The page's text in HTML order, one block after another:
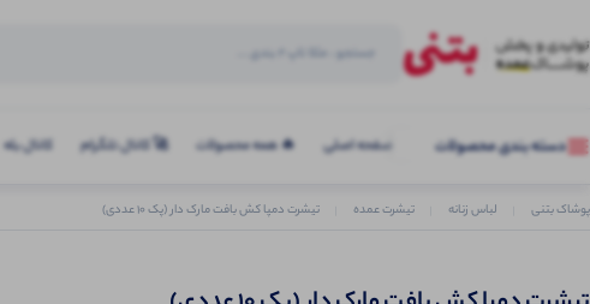
دسته بندی محصولات صفحه اصلی 🔥 همه محصولات 🚀 کانال تلگرام کانال بله
پوشاک بتنی لباس زنانه تیشرت عمده تیشرت دمپا کش بافت مارک دار (پک 10 عددی)